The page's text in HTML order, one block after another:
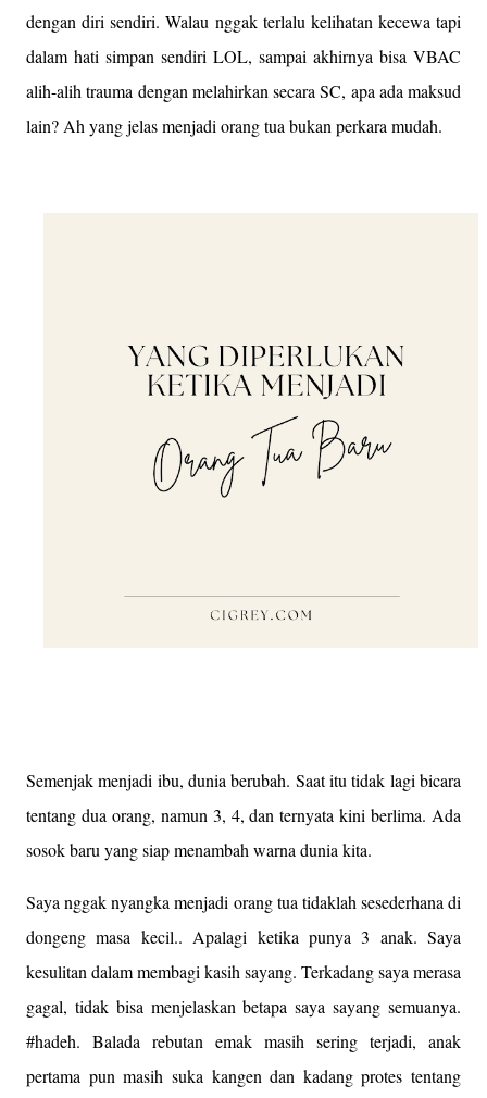
dengan diri sendiri. Walau nggak terlalu kelihatan kecewa tapi
dalam hati simpan sendiri LOL, sampai akhirnya bisa VBAC
alih-alih trauma dengan melahirkan secara SC, apa ada maksud
lain? Ah yang jelas menjadi orang tua bukan perkara mudah.
Semenjak menjadi ibu, dunia berubah. Saat itu tidak lagi bicara
tentang dua orang, namun 3, 4, dan ternyata kini berlima. Ada
sosok baru yang siap menambah warna dunia kita.
Saya nggak nyangka menjadi orang tua tidaklah sesederhana di
dongeng masa kecil.. Apalagi ketika punya 3 anak. Saya
kesulitan dalam membagi kasih sayang. Terkadang saya merasa
gagal, tidak bisa menjelaskan betapa saya sayang semuanya.
#hadeh. Balada rebutan emak masih sering terjadi, anak
pertama pun masih suka kangen dan kadang protes tentang